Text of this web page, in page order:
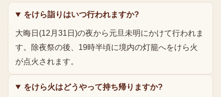
をけら詣りはいつ行われますか?
大晦日(12月31日)の夜から元旦未明にかけて行われま
す。除夜祭の後、19時半頃に境内の灯籠へをけら火
が点火されます。
をけら火はどうやって持ち帰りますか?